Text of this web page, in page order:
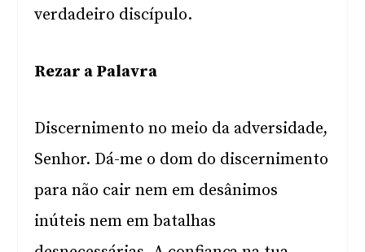
verdadeiro discípulo.
Rezar a Palavra
Discernimento no meio da adversidade,
Senhor. Dá-me o dom do discernimento
para não cair nem em desânimos
inúteis nem em batalhas